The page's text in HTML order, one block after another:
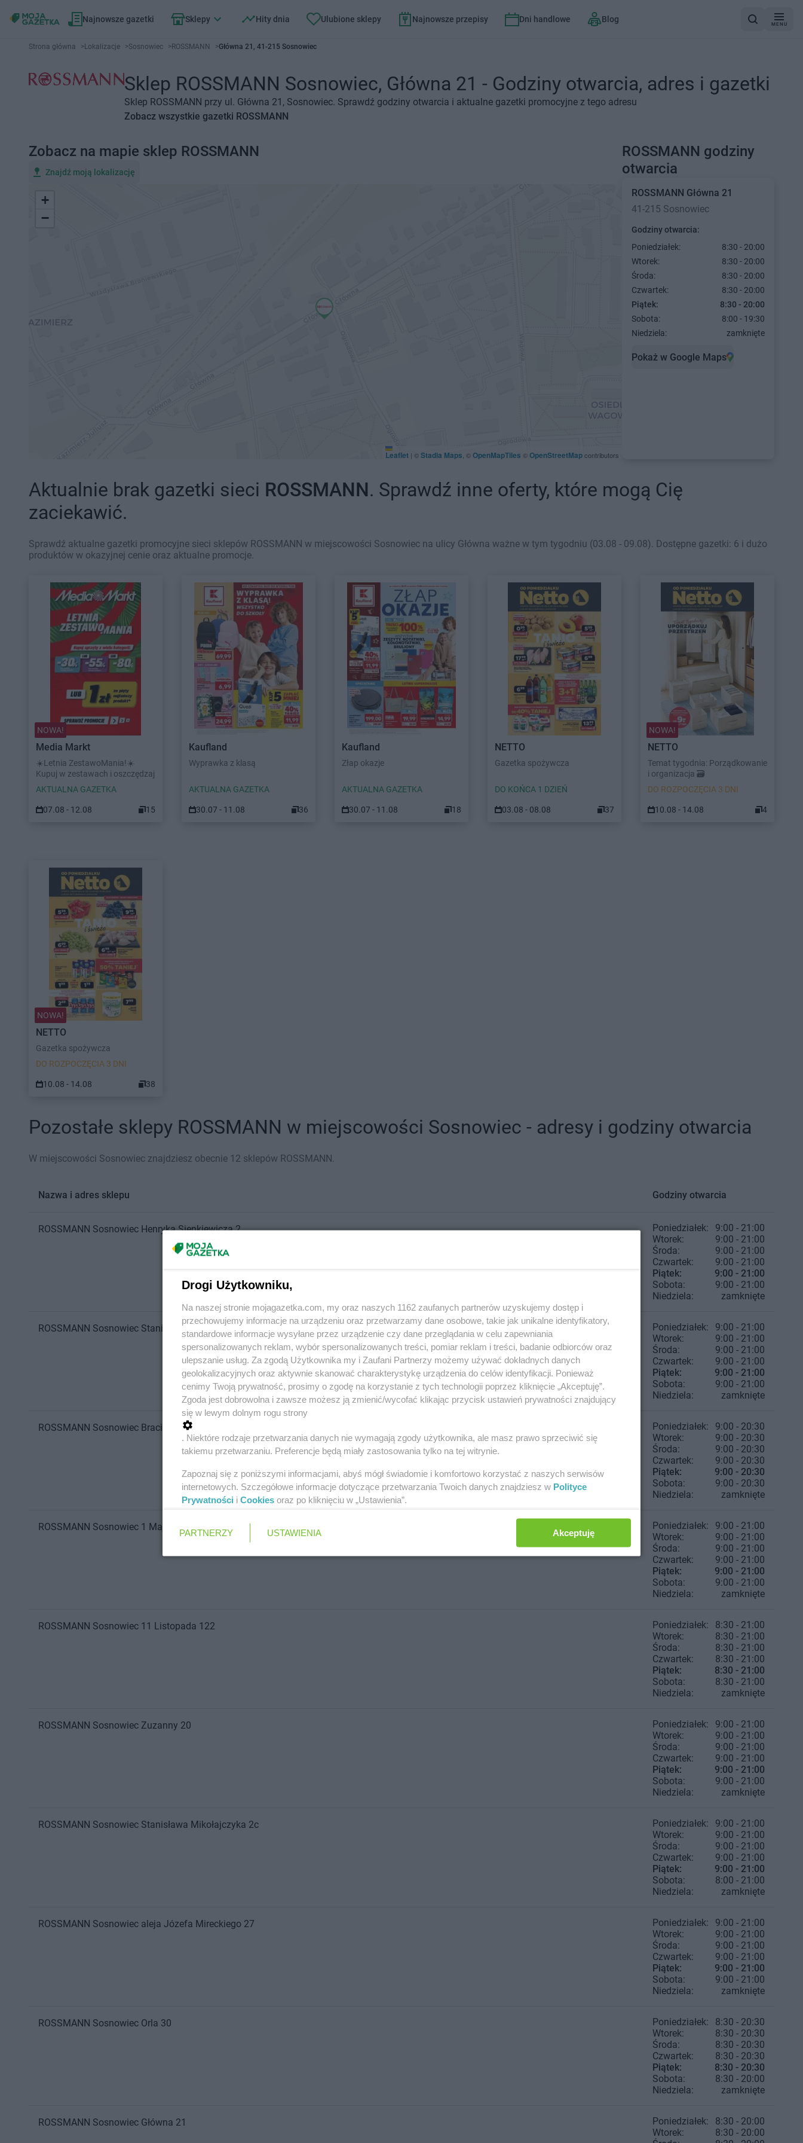
Najnowsze gazetki Sklepy Hity dnia Ulubione sklepy Najnowsze przepisy Dni handlowe Blog
MENU
Strona główna >Lokalizacje >Sosnowiec >ROSSMANN >Główna 21, 41-215 Sosnowiec
Sklep ROSSMANN Sosnowiec, Główna 21 - Godziny otwarcia, adres i gazetki
Sklep ROSSMANN przy ul. Główna 21, Sosnowiec. Sprawdź godziny otwarcia i aktualne gazetki promocyjne z tego adresu
Zobacz wszystkie gazetki ROSSMANN
ROSSMANN godziny
otwarcia
ROSSMANN Główna 21
41-215 Sosnowiec
Godziny otwarcia:
Poniedziałek:
8:30 - 20:00
Wtorek:
8:30 - 20:00
Środa:
8:30 - 20:00
Czwartek:
8:30 - 20:00
Piątek:
8:30 - 20:00
Sobota:
8:00 - 19:30
Niedziela:
zamknięte
Pokaż w Google Maps
Zobacz na mapie sklep ROSSMANN
Znajdź moją lokalizację
+
−
Leaflet | ©Stadia Maps , ©OpenMapTiles ©OpenStreetMapcontributors
Aktualnie brak gazetki sieci ROSSMANN. Sprawdź inne oferty, które mogą Cię
zaciekawić.
Sprawdź aktualne gazetki promocyjne sieci sklepów ROSSMANN w miejscowości Sosnowiec na ulicy Główna ważne w tym tygodniu (03.08 - 09.08). Dostępne gazetki: 6 i dużo
produktów w okazyjnej cenie oraz aktualne promocje.
NOWA!
Media Markt
☀️Letnia ZestawoMania!☀️
Kupuj w zestawach i oszczędzaj
AKTUALNA GAZETKA
07.08 - 12.08 15
Kaufland
Wyprawka z klasą
AKTUALNA GAZETKA
30.07 - 11.08 36
Kaufland
Złap okazje
AKTUALNA GAZETKA
30.07 - 11.08 18
NETTO
Gazetka spożywcza
DO KOŃCA 1 DZIEŃ
03.08 - 08.08 37
NOWA!
NETTO
Temat tygodnia: Porządkowanie
i organizacja 🗃️
DO ROZPOCZĘCIA 3 DNI
10.08 - 14.08 4
NOWA!
NETTO
Gazetka spożywcza
DO ROZPOCZĘCIA 3 DNI
10.08 - 14.08 38
Pozostałe sklepy ROSSMANN w miejscowości Sosnowiec - adresy i godziny otwarcia
W miejscowości Sosnowiec znajdziesz obecnie 12 sklepów ROSSMANN.
Nazwa i adres sklepu Godziny otwarcia
ROSSMANN Sosnowiec Henryka Sienkiewicza 2 Poniedziałek:
9:00 - 21:00
Wtorek:
9:00 - 21:00
Środa:
9:00 - 21:00
Czwartek:
9:00 - 21:00
Piątek:
9:00 - 21:00
Sobota:
9:00 - 21:00
Niedziela:
zamknięte
ROSSMANN Sosnowiec Stanisława Staszica 8 b Poniedziałek:
9:00 - 21:00
Wtorek:
9:00 - 21:00
Środa:
9:00 - 21:00
Czwartek:
9:00 - 21:00
Piątek:
9:00 - 21:00
Sobota:
9:00 - 21:00
Niedziela:
zamknięte
ROSSMANN Sosnowiec Braci Mieroszewskich 52 Poniedziałek:
9:00 - 20:30
Wtorek:
9:00 - 20:30
Środa:
9:00 - 20:30
Czwartek:
9:00 - 20:30
Piątek:
9:00 - 20:30
Sobota:
9:00 - 20:30
Niedziela:
zamknięte
ROSSMANN Sosnowiec 1 Maja 23b Poniedziałek:
9:00 - 21:00
Wtorek:
9:00 - 21:00
Środa:
9:00 - 21:00
Czwartek:
9:00 - 21:00
Piątek:
9:00 - 21:00
Sobota:
9:00 - 21:00
Niedziela:
zamknięte
ROSSMANN Sosnowiec 11 Listopada 122 Poniedziałek:
8:30 - 21:00
Wtorek:
8:30 - 21:00
Środa:
8:30 - 21:00
Czwartek:
8:30 - 21:00
Piątek:
8:30 - 21:00
Sobota:
8:30 - 21:00
Niedziela:
zamknięte
ROSSMANN Sosnowiec Zuzanny 20 Poniedziałek:
9:00 - 21:00
Wtorek:
9:00 - 21:00
Środa:
9:00 - 21:00
Czwartek:
9:00 - 21:00
Piątek:
9:00 - 21:00
Sobota:
9:00 - 21:00
Niedziela:
zamknięte
ROSSMANN Sosnowiec Stanisława Mikołajczyka 2c Poniedziałek:
9:00 - 21:00
Wtorek:
9:00 - 21:00
Środa:
9:00 - 21:00
Czwartek:
9:00 - 21:00
Piątek:
9:00 - 21:00
Sobota:
8:00 - 21:00
Niedziela:
zamknięte
ROSSMANN Sosnowiec aleja Józefa Mireckiego 27 Poniedziałek:
9:00 - 21:00
Wtorek:
9:00 - 21:00
Środa:
9:00 - 21:00
Czwartek:
9:00 - 21:00
Piątek:
9:00 - 21:00
Sobota:
9:00 - 21:00
Niedziela:
zamknięte
ROSSMANN Sosnowiec Orla 30 Poniedziałek:
8:30 - 20:30
Wtorek:
8:30 - 20:30
Środa:
8:30 - 20:30
Czwartek:
8:30 - 20:30
Piątek:
8:30 - 20:30
Sobota:
8:30 - 20:00
Niedziela:
zamknięte
ROSSMANN Sosnowiec Główna 21 Poniedziałek:
8:30 - 20:00
Wtorek:
8:30 - 20:00
Drogi Użytkowniku,
Na naszej stronie mojagazetka.com, my oraz naszych 1162 zaufanych partnerów uzyskujemy dostęp i
przechowujemy informacje na urządzeniu oraz przetwarzamy dane osobowe, takie jak unikalne identyfikatory,
standardowe informacje wysyłane przez urządzenie czy dane przeglądania w celu zapewniania
spersonalizowanych reklam, wybór spersonalizowanych treści, pomiar reklam i treści, badanie odbiorców oraz
ulepszanie usług. Za zgodą Użytkownika my i Zaufani Partnerzy możemy używać dokładnych danych
geolokalizacyjnych oraz aktywnie skanować charakterystykę urządzenia do celów identyfikacji. Ponieważ
cenimy Twoją prywatność, prosimy o zgodę na korzystanie z tych technologii poprzez kliknięcie „Akceptuję”.
Zgoda jest dobrowolna i zawsze możesz ją zmienić/wycofać klikając przycisk ustawień prywatności znajdujący
się w lewym dolnym rogu strony
. Niektóre rodzaje przetwarzania danych nie wymagają zgody użytkownika, ale masz prawo sprzeciwić się
takiemu przetwarzaniu. Preferencje będą miały zastosowania tylko na tej witrynie.
Zapoznaj się z poniższymi informacjami, abyś mógł świadomie i komfortowo korzystać z naszych serwisów
internetowych. Szczegółowe informacje dotyczące przetwarzania Twoich danych znajdziesz w Polityce
Prywatności i Cookies oraz po kliknięciu w „Ustawienia”.
PARTNERZY USTAWIENIA Akceptuję